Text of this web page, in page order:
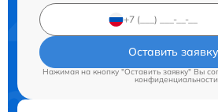
Оставить заявку
Нажимая на кнопку "Оставить заявку" Вы
конфиденциальности